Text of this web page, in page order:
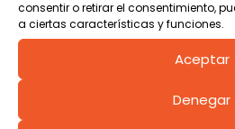
consentir o retirar el consentimiento,
a ciertas características y funciones.
Aceptar
Denegar
Consultoría en SAP